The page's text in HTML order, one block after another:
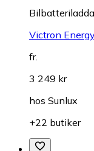
Victron
fr.
3 249 kr
hos Sunlux
+22 butiker